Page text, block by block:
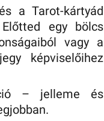
a Tarot-kártyád
egy bölcs
vagy a
képviselőihez
– jelleme és